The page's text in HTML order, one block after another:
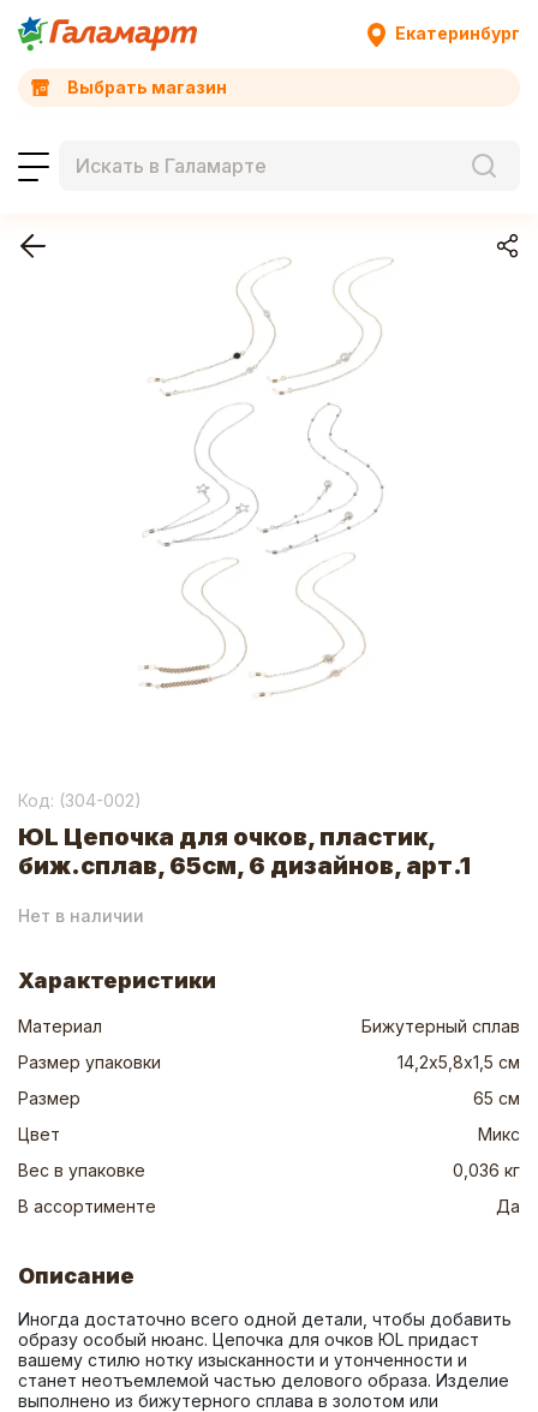
Екатеринбург
Выбрать магазин
Код: (304-002)
ЮL Цепочка для очков, пластик,
биж.сплав, 65см, 6 дизайнов, арт.1
Нет в наличии
Характеристики
Материал
Бижутерный сплав
Размер упаковки
14,2х5,8х1,5 см
Размер
65 см
Цвет
Микс
Вес в упаковке
0,036 кг
В ассортименте
Да
Описание
Иногда достаточно всего одной детали, чтобы добавить
образу особый нюанс. Цепочка для очков ЮL придаст
вашему стилю нотку изысканности и утонченности и
станет неотъемлемой частью делового образа. Изделие
выполнено из бижутерного сплава в золотом или